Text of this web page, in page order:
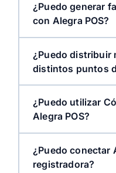
¿Puedo generar
con Alegra POS?
¿Puedo distribuir
distintos puntos
¿Puedo utilizar
Alegra POS?
¿Puedo conectar
registradora?